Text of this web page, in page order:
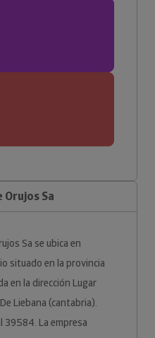
Orujos Sa
Sa se ubica en
situado en la provincia
en la dirección Lugar
Liebana (cantabria).
39584. La empresa